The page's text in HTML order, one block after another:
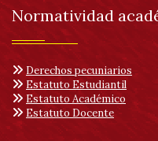
Normatividad
Derechos pecuniarios
Estatuto Estudiantil
Estatuto Académico
Estatuto Docente